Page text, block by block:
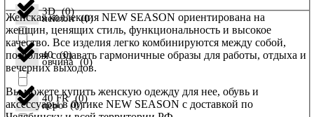
3D (0)
40 (0)
40 FR (0)
нейлон (0)
овчина (0)
перо (0)
Женская коллекция NEW SEASON ориентирована на
женщин, ценящих стиль, функциональность и высокое
качество. Все изделия легко комбинируются между собой,
позволяя создавать гармоничные образы для работы, отдыха и
вечерних выходов.
Вы можете купить женскую одежду для нее, обувь и
аксессуары в бутике NEW SEASON с доставкой по